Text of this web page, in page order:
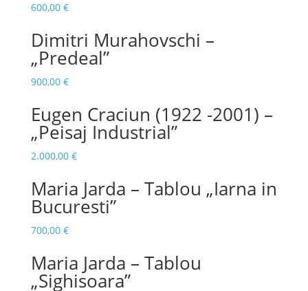
600,00 €
Dimitri Murahovschi –
„Predeal”
900,00 €
Eugen Craciun (1922 -2001) –
„Peisaj Industrial”
2.000,00 €
Maria Jarda – Tablou „Iarna in
Bucuresti”
700,00 €
Maria Jarda – Tablou
„Sighisoara”